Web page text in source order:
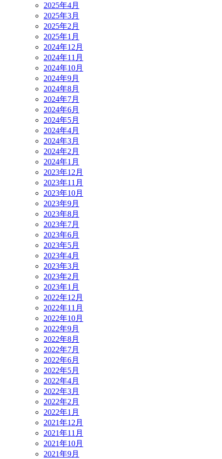
2025年4月
2025年3月
2025年2月
2025年1月
2024年12月
2024年11月
2024年10月
2024年9月
2024年8月
2024年7月
2024年6月
2024年5月
2024年4月
2024年3月
2024年2月
2024年1月
2023年12月
2023年11月
2023年10月
2023年9月
2023年8月
2023年7月
2023年6月
2023年5月
2023年4月
2023年3月
2023年2月
2023年1月
2022年12月
2022年11月
2022年10月
2022年9月
2022年8月
2022年7月
2022年6月
2022年5月
2022年4月
2022年3月
2022年2月
2022年1月
2021年12月
2021年11月
2021年10月
2021年9月